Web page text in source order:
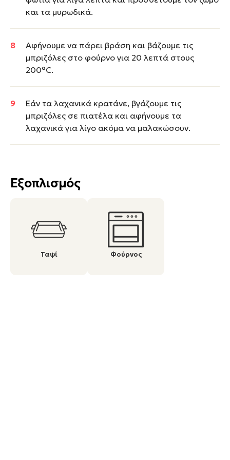
Εξοπλισμός
Ταψί Φούρνος
και τα μυρωδικά.
Αφήνουμε να πάρει βράση και βάζουμε τις
μπριζόλες στο φούρνο για 20 λεπτά στους
200°C.
Εάν τα λαχανικά κρατάνε, βγάζουμε τις
μπριζόλες σε πιατέλα και αφήνουμε τα
λαχανικά για λίγο ακόμα να μαλακώσουν.